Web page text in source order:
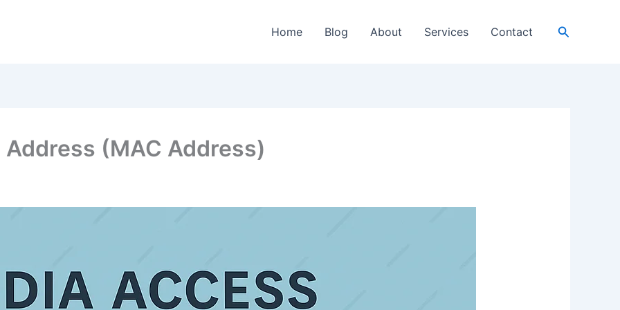
Home Blog About Services Contact Search
(MAC Address)